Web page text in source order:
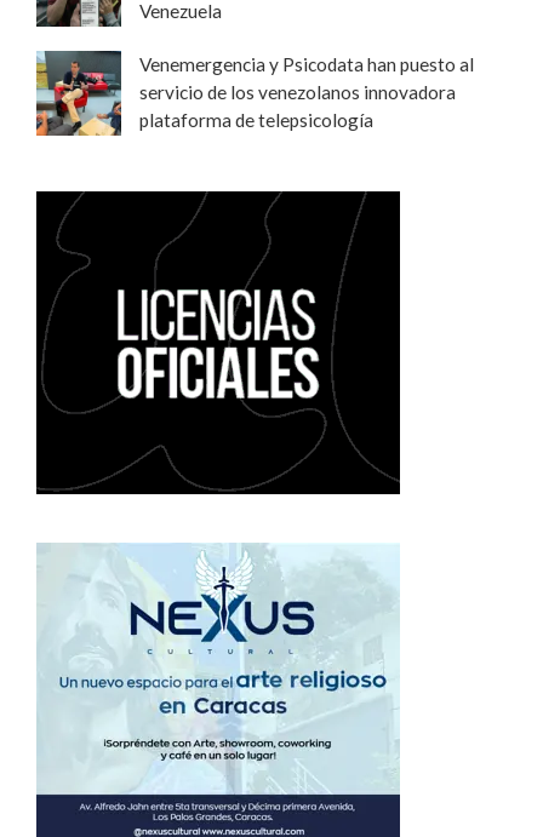
Venezuela
Venemergencia y Psicodata han puesto al
servicio de los venezolanos innovadora
plataforma de telepsicología